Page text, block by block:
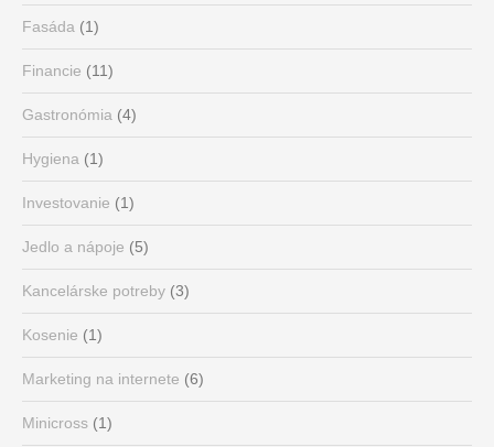
Fasáda (1)
Financie (11)
Gastronómia (4)
Hygiena (1)
Investovanie (1)
Jedlo a nápoje (5)
Kancelárske potreby (3)
Kosenie (1)
Marketing na internete (6)
Minicross (1)